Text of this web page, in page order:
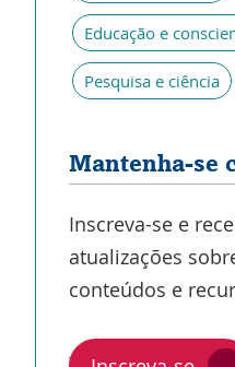
Educação e
Pesquisa e ciência
Mantenha-se
Inscreva-se e
atualizações
conteúdos e